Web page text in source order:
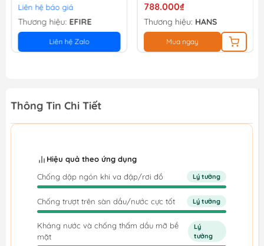
Liên hệ báo giá
Thương hiệu: EFIRE
Liên hệ Zalo
788.000₫
Thương hiệu: HANS
Mua ngay
Thông Tin Chi Tiết
Hiệu quả theo ứng dụng
Chống dập ngón khi va đập/rơi đồ
Lý tưởng
Chống trượt trên sàn dầu/nước cực tốt Lý tưởng
Kháng nước và chống thấm dầu mỡ bề
mặt
Lý
tưởng